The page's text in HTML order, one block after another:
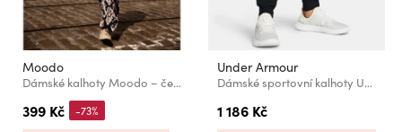
Moodo
Dámské kalhoty Moodo – černé
399 Kč -73%
Under Armour
Dámské sportovní kalhoty Under Armour ArmourSport High Rise Wvn Pn
1 186 Kč